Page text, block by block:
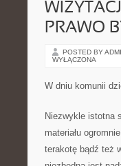
PRAWO
POSTED BY
WYŁĄCZONA
W dniu komunii
Niezwykle istotna
materiału
terakotę bądź też